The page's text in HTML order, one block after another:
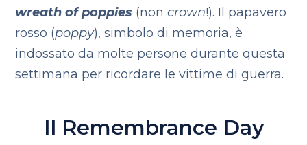
wreath of poppies (noncrown!). Il papavero
rosso (poppy), simbolo di memoria, è
indossato da molte persone durante questa
settimana per ricordare le vittime di guerra.
Il Remembrance Day